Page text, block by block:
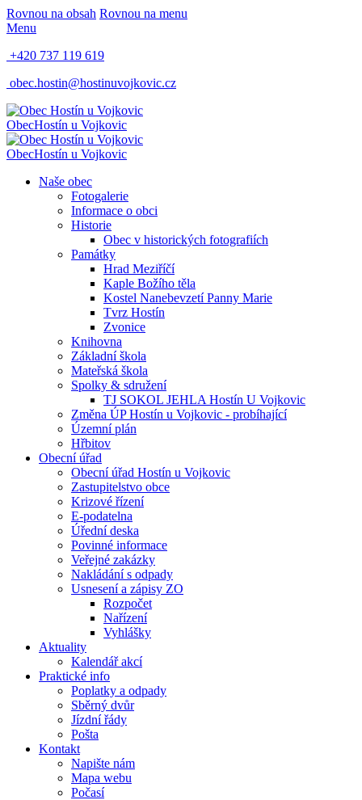
Rovnou na obsah Rovnou na menu
Menu
+420 737 119 619
obec.hostin@hostinuvojkovic.cz
ObecHostín u Vojkovic
ObecHostín u Vojkovic
Naše obec
Fotogalerie
Informace o obci
Historie
Obec v historických fotografiích
Památky
Hrad Meziříčí
Kaple Božího těla
Kostel Nanebevzetí Panny Marie
Tvrz Hostín
Zvonice
Knihovna
Základní škola
Mateřská škola
Spolky & sdružení
TJ SOKOL JEHLA Hostín U Vojkovic
Změna ÚP Hostín u Vojkovic - probíhající
Územní plán
Hřbitov
Obecní úřad
Obecní úřad Hostín u Vojkovic
Zastupitelstvo obce
Krizové řízení
E-podatelna
Úřední deska
Povinné informace
Veřejné zakázky
Nakládání s odpady
Usnesení a zápisy ZO
Rozpočet
Nařízení
Vyhlášky
Aktuality
Kalendář akcí
Praktické info
Poplatky a odpady
Sběrný dvůr
Jízdní řády
Pošta
Kontakt
Napište nám
Mapa webu
Počasí